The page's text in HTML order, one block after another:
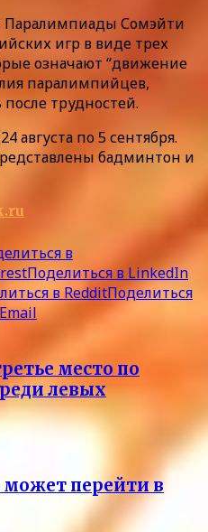
Паралимпиады Сомэйти
игр в виде трех
означают “движение
паралимпийцев,
трудностей.
августа по 5 сентября.
бадминтон и
в
Поделиться в LinkedIn
в RedditПоделиться
место по
левых
перейти в